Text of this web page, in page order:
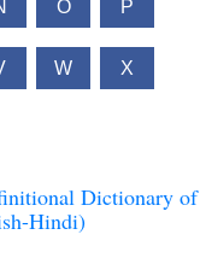
O P
W X
Dictionary of
Hindi)